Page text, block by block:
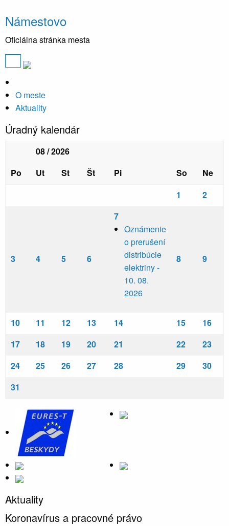
Námestovo
Oficiálna stránka mesta
O meste
Aktuality
Úradný kalendár
08 / 2026
Po
Ut St Št Pi So
Ne
1
2
3 4 5 6
7
Oznámenie
o prerušení
distribúcie
elektriny -
10. 08.
2026
8 9
10 11 12 13 14 15
16
17
18 19 20 21 22
23
24
25 26 27 28 29
30
31
Aktuality
Koronavírus a pracovné právo